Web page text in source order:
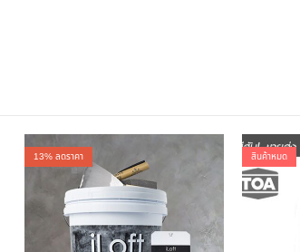
13% ลดราคา สินค้าหมด